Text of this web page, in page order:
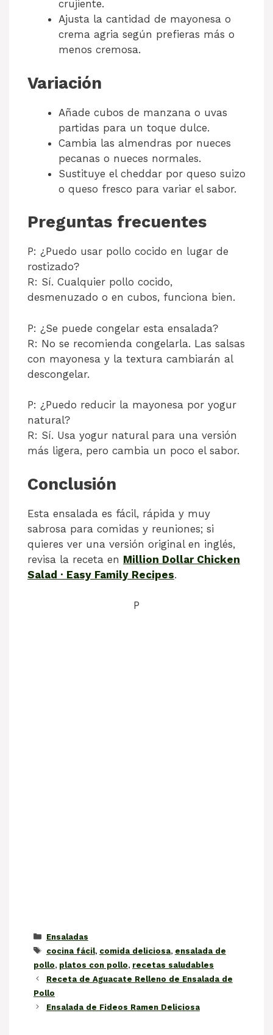
crujiente.
Ajusta la cantidad de mayonesa o
crema agria según prefieras más o
menos cremosa.
Variación
Añade cubos de manzana o uvas
partidas para un toque dulce.
Cambia las almendras por nueces
pecanas o nueces normales.
Sustituye el cheddar por queso suizo
o queso fresco para variar el sabor.
Preguntas frecuentes
P: ¿Puedo usar pollo cocido en lugar de
rostizado?
R: Sí. Cualquier pollo cocido,
desmenuzado o en cubos, funciona bien.
P: ¿Se puede congelar esta ensalada?
R: No se recomienda congelarla. Las salsas
con mayonesa y la textura cambiarán al
descongelar.
P: ¿Puedo reducir la mayonesa por yogur
natural?
R: Sí. Usa yogur natural para una versión
más ligera, pero cambia un poco el sabor.
Conclusión
Esta ensalada es fácil, rápida y muy
sabrosa para comidas y reuniones; si
quieres ver una versión original en inglés,
revisa la receta en Million Dollar Chicken
Salad · Easy Family Recipes.
P
Categorías
Ensaladas
Etiquetas
cocina fácil, comida deliciosa, ensalada de
pollo, platos con pollo, recetas saludables
Receta de Aguacate Relleno de Ensalada de
Pollo
Ensalada de Fideos Ramen Deliciosa